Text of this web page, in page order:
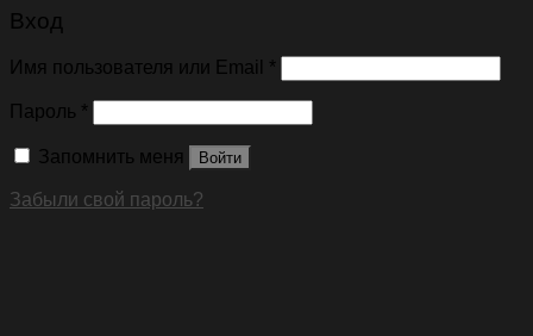
Вход
Имя пользователя или Email *
Пароль *
Запомнить меня Войти
Забыли свой пароль?